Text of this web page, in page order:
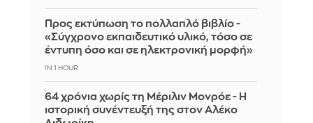
Προς εκτύπωση το πολλαπλό βιβλίο -
«Σύγχρονο εκπαιδευτικό υλικό, τόσο σε
έντυπη όσο και σε ηλεκτρονική μορφή»
IN 1 HOUR
64 χρόνια χωρίς τη Μέριλιν Μονρόε - Η
ιστορική συνέντευξή της στον Αλέκο